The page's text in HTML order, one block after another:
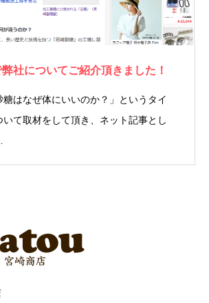
社についてご紹介頂きました！
はなぜ体にいいのか？」というタイ
いて取材をして頂き、ネット記事とし